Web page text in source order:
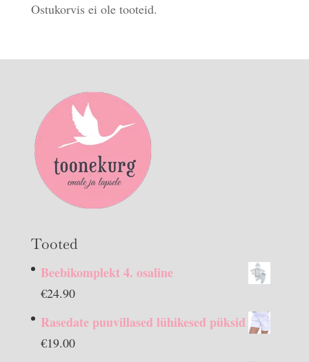
Ostukorvis ei ole tooteid.
Tooted
Beebikomplekt 4. osaline
€24.90
Rasedate puuvillased lühikesed püksid
€19.00